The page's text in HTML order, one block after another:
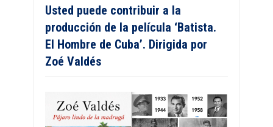
Usted puede contribuir a la
producción de la película ‘Batista.
El Hombre de Cuba’. Dirigida por
Zoé Valdés